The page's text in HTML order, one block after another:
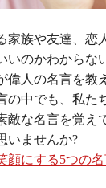
家族や友達、恋
いのかわからな
偉人の名言を教
の中でも、私た
敵な名言を覚え
いませんか?
顔にする5つの